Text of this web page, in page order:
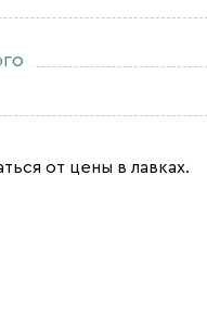
от цены в лавках.